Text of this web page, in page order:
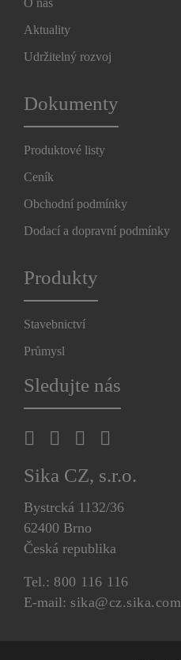
Aktuality
Udržitelný rozvoj
Dokumenty
Produktové listy
Ceník
Obchodní podmínky
Dodací a dopravní podmínky
Produkty
Stavebnictví
Průmysl
Sledujte nás
Sika CZ, s.r.o.
Bystrcká 1132/36
62400 Brno
Česká republika
Tel.: 800 116 116
E-mail: sika@cz.sika.com